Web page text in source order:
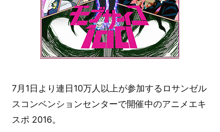
7月1日より連日10万人以上が参加するロサンゼル
スコンベンションセンターで開催中のアニメエキ
スポ 2016。